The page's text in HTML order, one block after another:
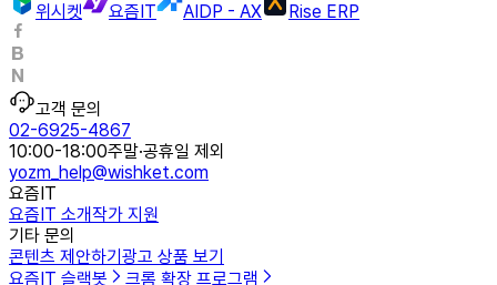
위시켓
요즘IT AIDP - AX Rise ERP
고객 문의
02-6925-4867
10:00-18:00주말·공휴일 제외
yozm_help@wishket.com
요즘IT
요즘IT 소개작가 지원
기타 문의
콘텐츠 제안하기 광고 상품 보기
요즘IT 슬랙봇
크롬 확장 프로그램